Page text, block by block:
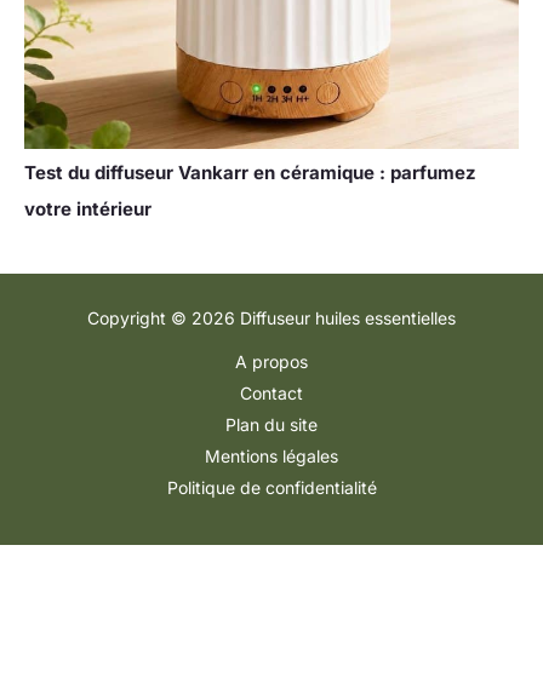
Test du diffuseur Vankarr en céramique : parfumez
votre intérieur
Copyright © 2026 Diffuseur huiles essentielles
A propos
Contact
Plan du site
Mentions légales
Politique de confidentialité